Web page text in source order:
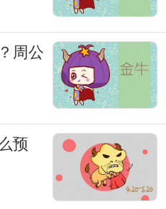
去体会和领悟。愿我
在现实中过上美好的
周公
预